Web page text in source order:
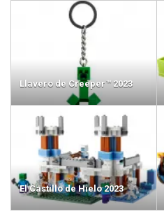
Llavero de Creeper™ 2023
El Castillo de Hielo 2023